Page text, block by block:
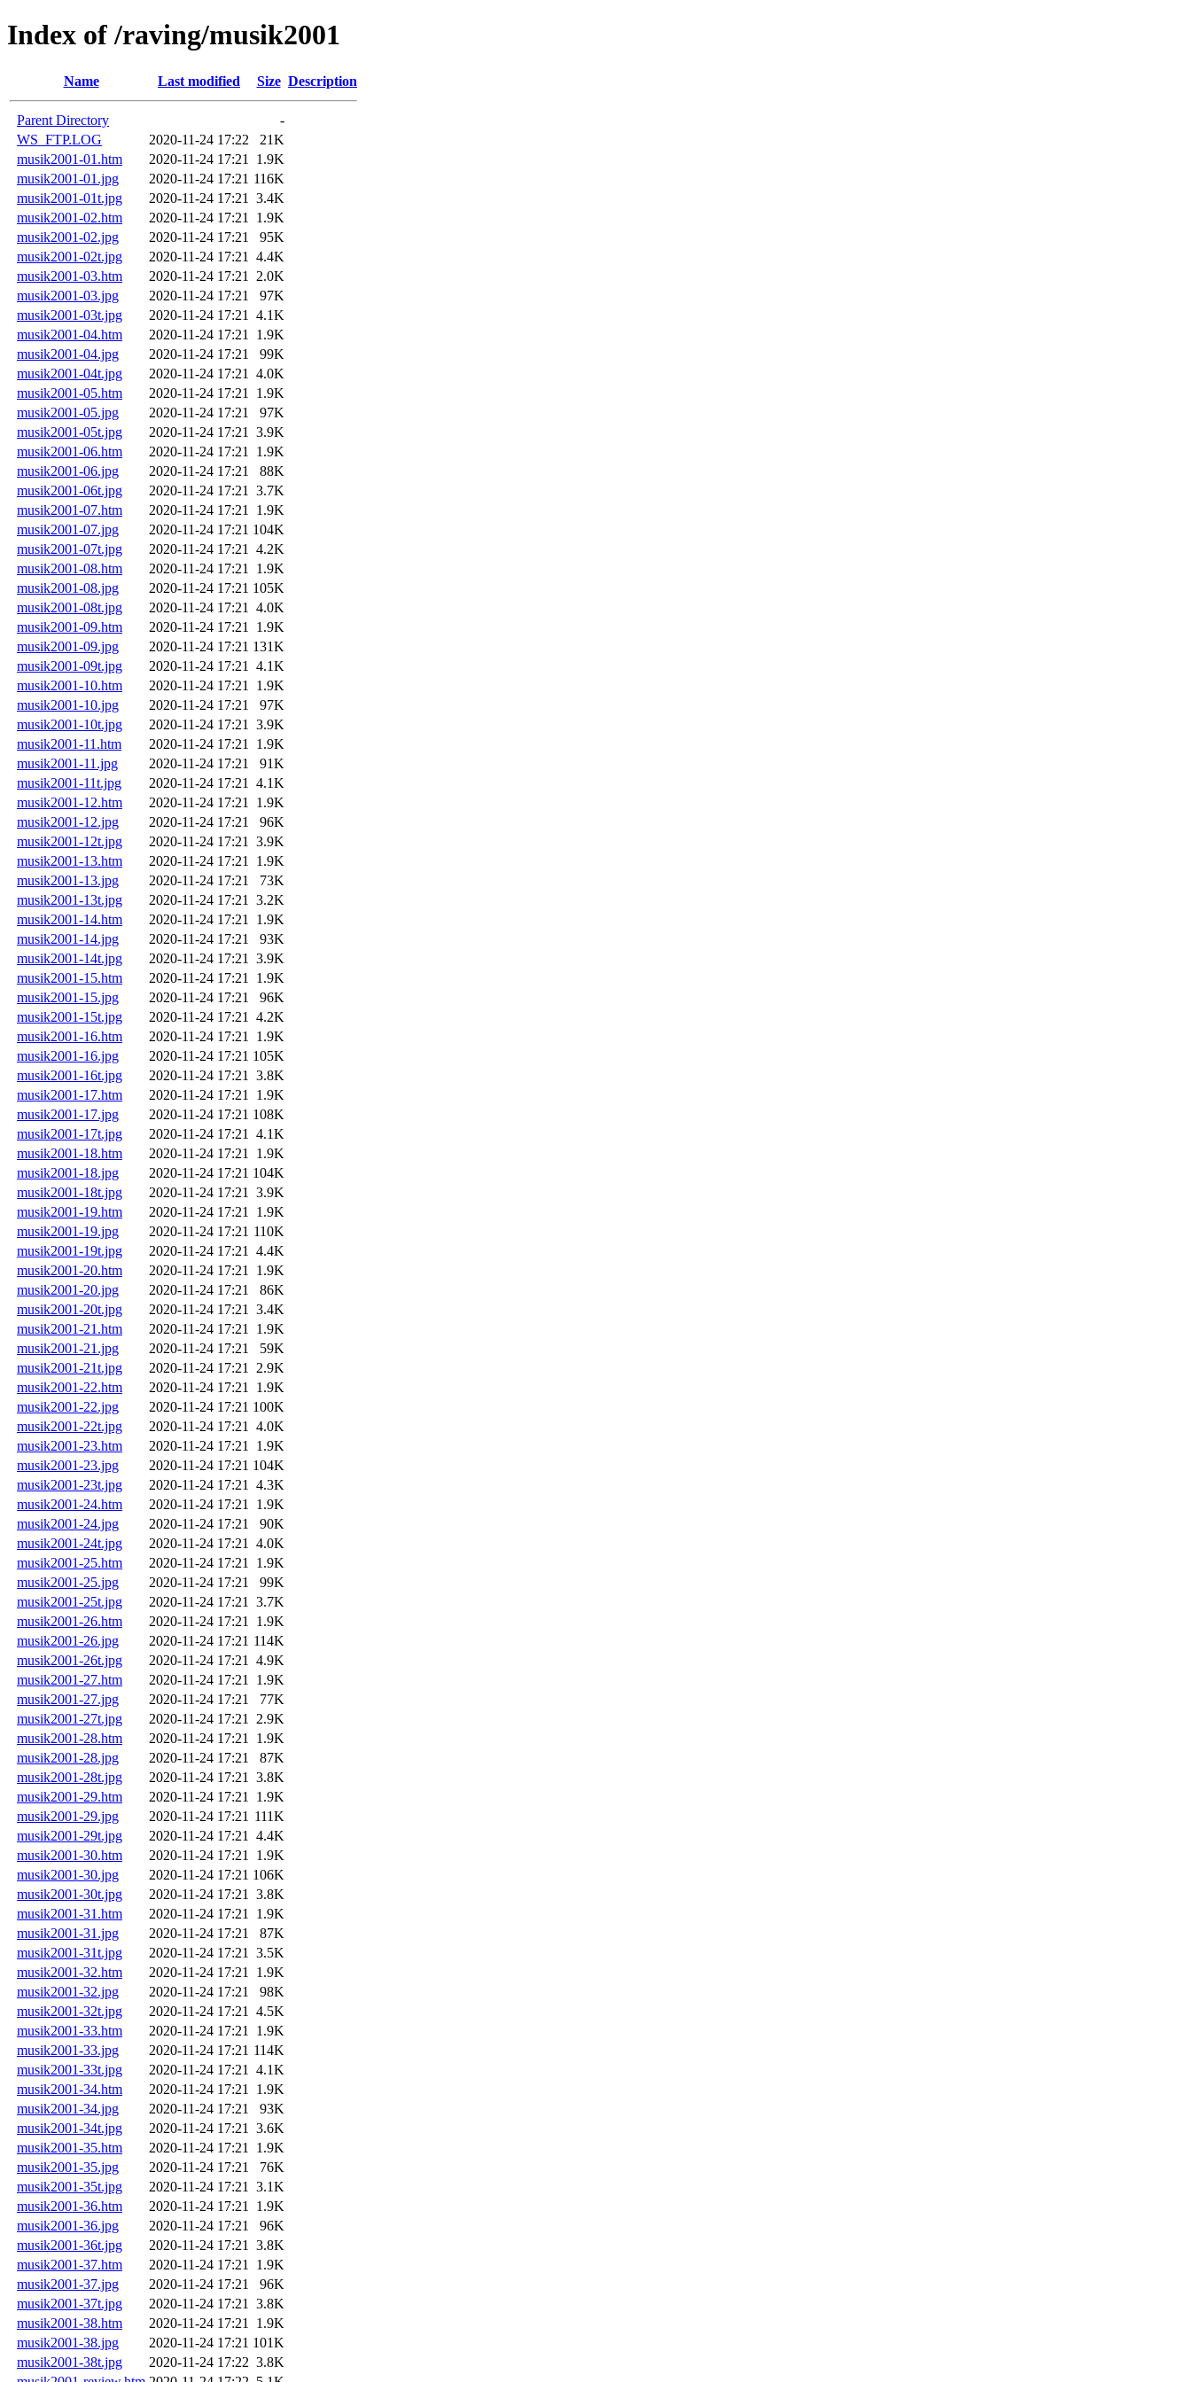
Index of /raving/musik2001
Name Last modified Size Description
Parent Directory
-
WS_FTP.LOG
2020-11-24 17:22
21K
musik2001-01.htm
2020-11-24 17:21
1.9K
musik2001-01.jpg
2020-11-24 17:21 116K
musik2001-01t.jpg
2020-11-24 17:21
3.4K
musik2001-02.htm
2020-11-24 17:21
1.9K
musik2001-02.jpg
2020-11-24 17:21
95K
musik2001-02t.jpg
2020-11-24 17:21
4.4K
musik2001-03.htm
2020-11-24 17:21
2.0K
musik2001-03.jpg
2020-11-24 17:21
97K
musik2001-03t.jpg
2020-11-24 17:21
4.1K
musik2001-04.htm
2020-11-24 17:21
1.9K
musik2001-04.jpg
2020-11-24 17:21
99K
musik2001-04t.jpg
2020-11-24 17:21
4.0K
musik2001-05.htm
2020-11-24 17:21
1.9K
musik2001-05.jpg
2020-11-24 17:21
97K
musik2001-05t.jpg
2020-11-24 17:21
3.9K
musik2001-06.htm
2020-11-24 17:21
1.9K
musik2001-06.jpg
2020-11-24 17:21
88K
musik2001-06t.jpg
2020-11-24 17:21
3.7K
musik2001-07.htm
2020-11-24 17:21
1.9K
musik2001-07.jpg
2020-11-24 17:21 104K
musik2001-07t.jpg
2020-11-24 17:21
4.2K
musik2001-08.htm
2020-11-24 17:21
1.9K
musik2001-08.jpg
2020-11-24 17:21 105K
musik2001-08t.jpg
2020-11-24 17:21
4.0K
musik2001-09.htm
2020-11-24 17:21
1.9K
musik2001-09.jpg
2020-11-24 17:21 131K
musik2001-09t.jpg
2020-11-24 17:21
4.1K
musik2001-10.htm
2020-11-24 17:21
1.9K
musik2001-10.jpg
2020-11-24 17:21
97K
musik2001-10t.jpg
2020-11-24 17:21
3.9K
musik2001-11.htm
2020-11-24 17:21
1.9K
musik2001-11.jpg
2020-11-24 17:21
91K
musik2001-11t.jpg
2020-11-24 17:21
4.1K
musik2001-12.htm
2020-11-24 17:21
1.9K
musik2001-12.jpg
2020-11-24 17:21
96K
musik2001-12t.jpg
2020-11-24 17:21
3.9K
musik2001-13.htm
2020-11-24 17:21
1.9K
musik2001-13.jpg
2020-11-24 17:21
73K
musik2001-13t.jpg
2020-11-24 17:21
3.2K
musik2001-14.htm
2020-11-24 17:21
1.9K
musik2001-14.jpg
2020-11-24 17:21
93K
musik2001-14t.jpg
2020-11-24 17:21
3.9K
musik2001-15.htm
2020-11-24 17:21
1.9K
musik2001-15.jpg
2020-11-24 17:21
96K
musik2001-15t.jpg
2020-11-24 17:21
4.2K
musik2001-16.htm
2020-11-24 17:21
1.9K
musik2001-16.jpg
2020-11-24 17:21 105K
musik2001-16t.jpg
2020-11-24 17:21
3.8K
musik2001-17.htm
2020-11-24 17:21
1.9K
musik2001-17.jpg
2020-11-24 17:21 108K
musik2001-17t.jpg
2020-11-24 17:21
4.1K
musik2001-18.htm
2020-11-24 17:21
1.9K
musik2001-18.jpg
2020-11-24 17:21 104K
musik2001-18t.jpg
2020-11-24 17:21
3.9K
musik2001-19.htm
2020-11-24 17:21
1.9K
musik2001-19.jpg
2020-11-24 17:21 110K
musik2001-19t.jpg
2020-11-24 17:21
4.4K
musik2001-20.htm
2020-11-24 17:21
1.9K
musik2001-20.jpg
2020-11-24 17:21
86K
musik2001-20t.jpg
2020-11-24 17:21
3.4K
musik2001-21.htm
2020-11-24 17:21
1.9K
musik2001-21.jpg
2020-11-24 17:21
59K
musik2001-21t.jpg
2020-11-24 17:21
2.9K
musik2001-22.htm
2020-11-24 17:21
1.9K
musik2001-22.jpg
2020-11-24 17:21 100K
musik2001-22t.jpg
2020-11-24 17:21
4.0K
musik2001-23.htm
2020-11-24 17:21
1.9K
musik2001-23.jpg
2020-11-24 17:21 104K
musik2001-23t.jpg
2020-11-24 17:21
4.3K
musik2001-24.htm
2020-11-24 17:21
1.9K
musik2001-24.jpg
2020-11-24 17:21
90K
musik2001-24t.jpg
2020-11-24 17:21
4.0K
musik2001-25.htm
2020-11-24 17:21
1.9K
musik2001-25.jpg
2020-11-24 17:21
99K
musik2001-25t.jpg
2020-11-24 17:21
3.7K
musik2001-26.htm
2020-11-24 17:21
1.9K
musik2001-26.jpg
2020-11-24 17:21 114K
musik2001-26t.jpg
2020-11-24 17:21
4.9K
musik2001-27.htm
2020-11-24 17:21
1.9K
musik2001-27.jpg
2020-11-24 17:21
77K
musik2001-27t.jpg
2020-11-24 17:21
2.9K
musik2001-28.htm
2020-11-24 17:21
1.9K
musik2001-28.jpg
2020-11-24 17:21
87K
musik2001-28t.jpg
2020-11-24 17:21
3.8K
musik2001-29.htm
2020-11-24 17:21
1.9K
musik2001-29.jpg
2020-11-24 17:21 111K
musik2001-29t.jpg
2020-11-24 17:21
4.4K
musik2001-30.htm
2020-11-24 17:21
1.9K
musik2001-30.jpg
2020-11-24 17:21 106K
musik2001-30t.jpg
2020-11-24 17:21
3.8K
musik2001-31.htm
2020-11-24 17:21
1.9K
musik2001-31.jpg
2020-11-24 17:21
87K
musik2001-31t.jpg
2020-11-24 17:21
3.5K
musik2001-32.htm
2020-11-24 17:21
1.9K
musik2001-32.jpg
2020-11-24 17:21
98K
musik2001-32t.jpg
2020-11-24 17:21
4.5K
musik2001-33.htm
2020-11-24 17:21
1.9K
musik2001-33.jpg
2020-11-24 17:21 114K
musik2001-33t.jpg
2020-11-24 17:21
4.1K
musik2001-34.htm
2020-11-24 17:21
1.9K
musik2001-34.jpg
2020-11-24 17:21
93K
musik2001-34t.jpg
2020-11-24 17:21
3.6K
musik2001-35.htm
2020-11-24 17:21
1.9K
musik2001-35.jpg
2020-11-24 17:21
76K
musik2001-35t.jpg
2020-11-24 17:21
3.1K
musik2001-36.htm
2020-11-24 17:21
1.9K
musik2001-36.jpg
2020-11-24 17:21
96K
musik2001-36t.jpg
2020-11-24 17:21
3.8K
musik2001-37.htm
2020-11-24 17:21
1.9K
musik2001-37.jpg
2020-11-24 17:21
96K
musik2001-37t.jpg
2020-11-24 17:21
3.8K
musik2001-38.htm
2020-11-24 17:21
1.9K
musik2001-38.jpg
2020-11-24 17:21 101K
musik2001-38t.jpg
2020-11-24 17:22 3.8K